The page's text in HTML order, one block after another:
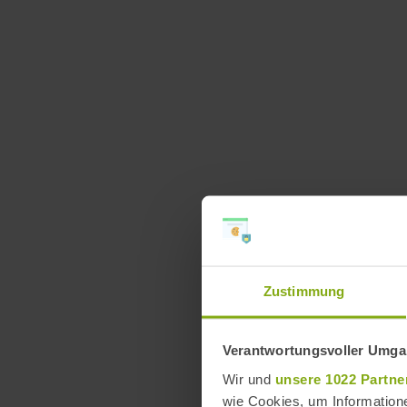
Zustimmung
Verantwortungsvoller
Wir und unsere 1022
wie Cookies, um